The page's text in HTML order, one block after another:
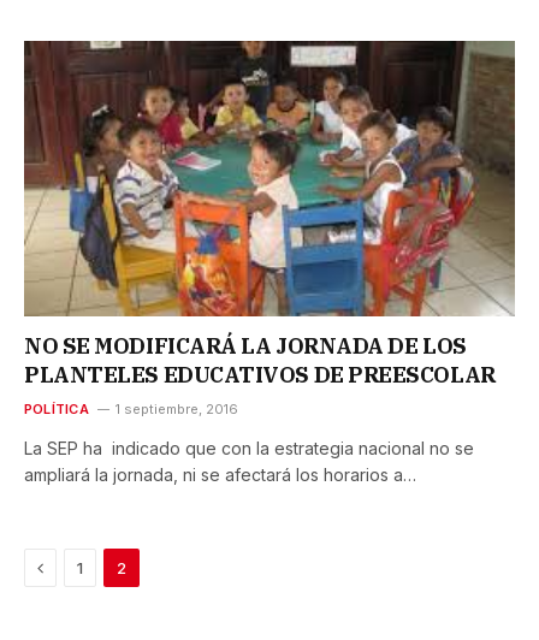
NO SE MODIFICARÁ LA JORNADA DE LOS
PLANTELES EDUCATIVOS DE PREESCOLAR
POLÍTICA 1 septiembre, 2016
La SEP ha indicado que con la estrategia nacional no se
ampliará la jornada, ni se afectará los horarios a…
Previous
1 2